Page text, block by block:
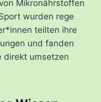
Mikronährstoffen
wurden rege
teilten ihre
und fanden
direkt umsetzen